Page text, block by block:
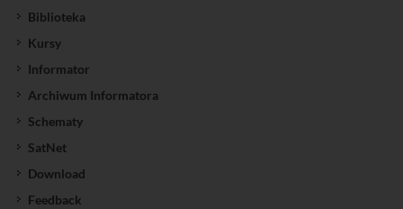
Biblioteka
Kursy
Informator
Archiwum Informatora
Schematy
SatNet
Download
Feedback